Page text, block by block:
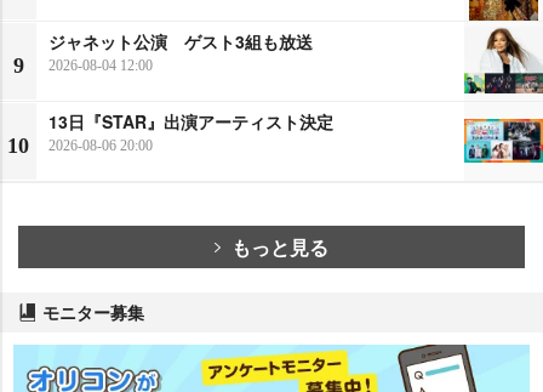
9
ジャネット公演 ゲスト3組も放送
2026-08-04 12:00
10
13日『STAR』出演アーティスト決定
2026-08-06 20:00
もっと見る
モニター募集